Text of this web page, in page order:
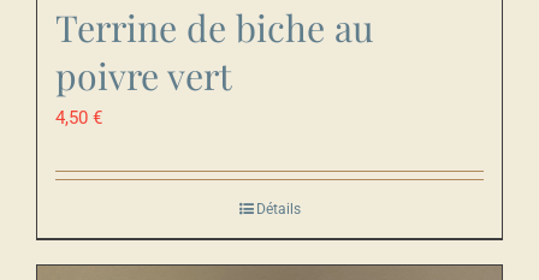
Terrine de biche au
poivre vert
4,50 €
Détails